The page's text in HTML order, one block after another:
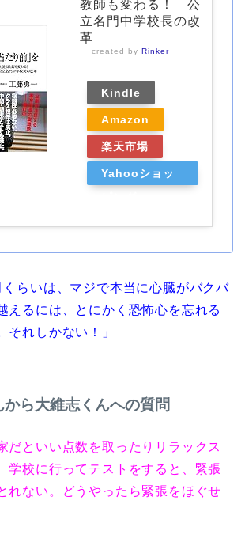
教師も変わる！ 公
立名門中学校長の改
革
created by Rinker
Kindle
Amazon
楽天市場
Yahooショッ
らいは、マジで本当に心臓がバクバ
えるには、とにかく恐怖心を忘れる
それしかない！」
ら大維志くんへの質問
だといい点数を取ったりリラックス
学校に行ってテストをすると、緊張
れない。どうやったら緊張をほぐせ